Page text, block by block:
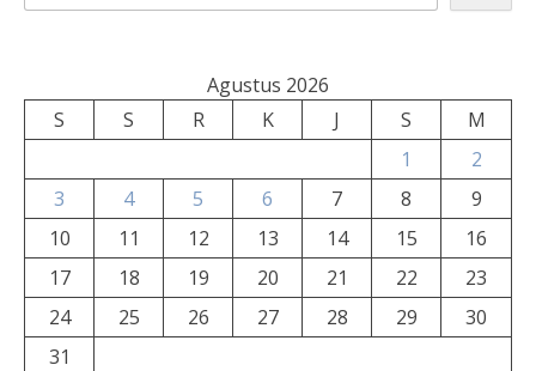
Agustus 2026
S
S R K J S
M
1
2
3
4 5 6 7 8
9
10
11 12 13 14 15
16
17
18 19 20 21 22
23
24
25 26 27 28 29
30
31